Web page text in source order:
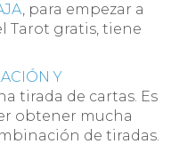
, para empezar a
Tarot gratis, tiene
Y
tirada de cartas. Es
obtener mucha
de tiradas.